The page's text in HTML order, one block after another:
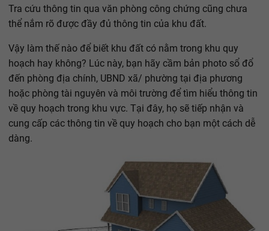
Tra cứu thông tin qua văn phòng công chứng cũng chưa
thể nắm rõ được đầy đủ thông tin của khu đất.
Vậy làm thế nào để biết khu đất có nằm trong khu quy
hoạch hay không? Lúc này, bạn hãy cầm bản photo sổ đổ
đến phòng địa chính, UBND xã/ phường tại địa phương
hoặc phòng tài nguyên và môi trường để tìm hiểu thông tin
về quy hoạch trong khu vực. Tại đây, họ sẽ tiếp nhận và
cung cấp các thông tin về quy hoạch cho bạn một cách dễ
dàng.